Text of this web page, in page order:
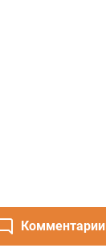
Комментарии